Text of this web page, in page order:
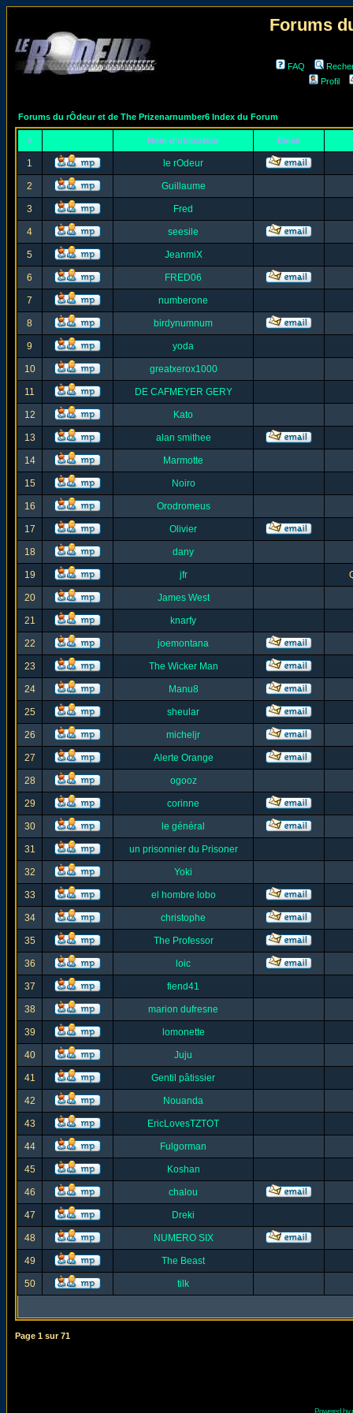
Forums
FAQ
Profil
Forums du rÔdeur et de The Prizenarnumber6 Index du Forum
# Nom d'utilisateur Email
1 le rOdeur
2 Guillaume
3 Fred
4 seesile
5 JeanmiX
6 FRED06
7 numberone
8 birdynumnum
9 yoda
10 greatxerox1000
11 DE CAFMEYER GERY
12 Kato
13 alan smithee
14 Marmotte
15 Noiro
16 Orodromeus
17 Olivier
18 dany
19 jfr
20 James West
21 knarfy
22 joemontana
23 The Wicker Man
24 Manu8
25 sheular
26 micheljr
27 Alerte Orange
28 ogooz
29 corinne
30 le général
31 un prisonnier du Prisoner
32 Yoki
33 el hombre lobo
34 christophe
35 The Professor
36 loic
37 fiend41
38 marion dufresne
39 lomonette
40 Juju
41 Gentil pâtissier
42 Nouanda
43 EricLovesTZTOT
44 Fulgorman
45 Koshan
46 chalou
47 Dreki
48 NUMERO SIX
49 The Beast
50 tilk
Page 1 sur71
Powered by